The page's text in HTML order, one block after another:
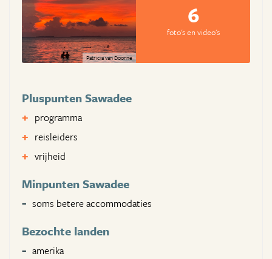
Patricia van Doorne
6
foto's en video's
Pluspunten Sawadee
programma
reisleiders
vrijheid
Minpunten Sawadee
soms betere accommodaties
Bezochte landen
amerika